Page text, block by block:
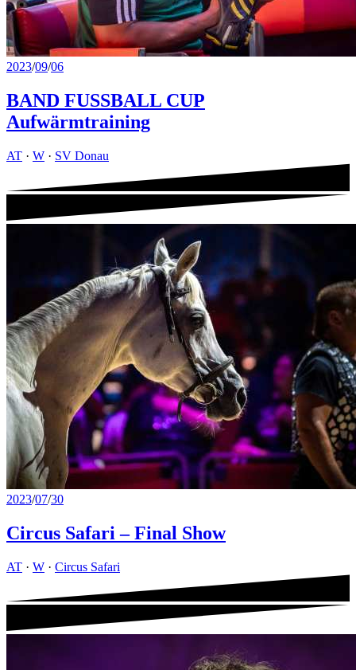
2023/09/06
BAND FUSSBALL CUP
Aufwärmtraining
AT · W · SV Donau
2023/07/30
Circus Safari – Final Show
AT · W · Circus Safari